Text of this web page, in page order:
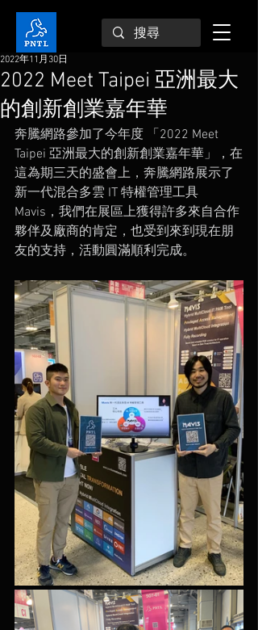
2022 Meet Taipei 亞洲最大
的創新創業嘉年華
2022年11月30日
奔騰網路參加了今年度 「2022 Meet
Taipei 亞洲最大的創新創業嘉年華」，在
這為期三天的盛會上，奔騰網路展示了
新一代混合多雲 IT 特權管理工具
Mavis，我們在展區上獲得許多來自合作
夥伴及廠商的肯定，也受到來到現在朋
友的支持，活動圓滿順利完成。